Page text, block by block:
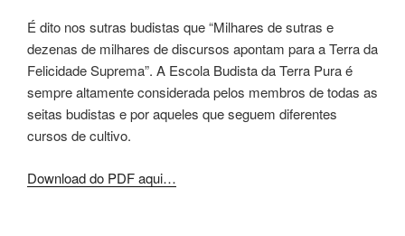
É dito nos sutras budistas que “Milhares de sutras e
dezenas de milhares de discursos apontam para a Terra da
Felicidade Suprema”. A Escola Budista da Terra Pura é
sempre altamente considerada pelos membros de todas as
seitas budistas e por aqueles que seguem diferentes
cursos de cultivo.
Download do PDF aqui…